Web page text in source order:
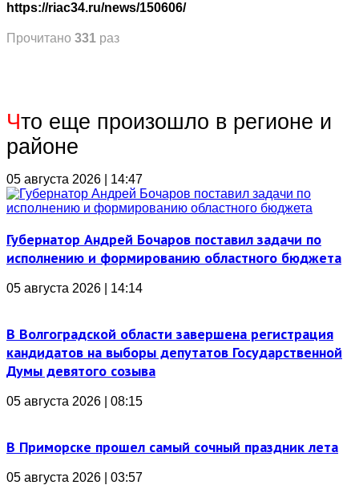
https://riac34.ru/news/150606/
Прочитано 331 раз
Что еще произошло в регионе и
районе
05 августа 2026 | 14:47
Губернатор Андрей Бочаров поставил задачи по
исполнению и формированию областного бюджета
05 августа 2026 | 14:14
В Волгоградской области завершена регистрация
кандидатов на выборы депутатов Государственной
Думы девятого созыва
05 августа 2026 | 08:15
В Приморске прошел самый сочный праздник лета
05 августа 2026 | 03:57